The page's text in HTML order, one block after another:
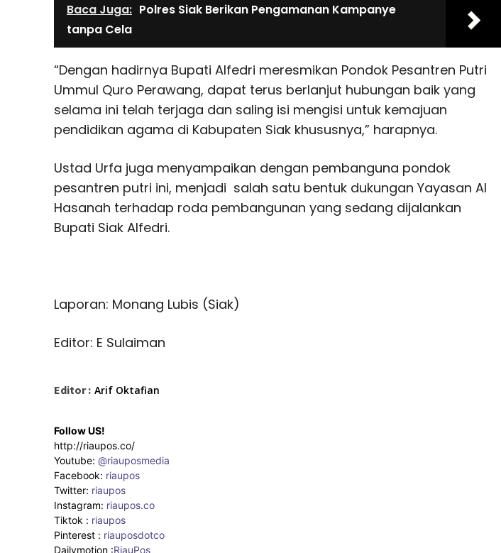
Baca Juga: Polres Siak Berikan Pengamanan Kampanye
tanpa Cela
“Dengan hadirnya Bupati Alfedri meresmikan Pondok Pesantren Putri
Ummul Quro Perawang, dapat terus berlanjut hubungan baik yang
selama ini telah terjaga dan saling isi mengisi untuk kemajuan
pendidikan agama di Kabupaten Siak khususnya,” harapnya.
Ustad Urfa juga menyampaikan dengan pembanguna pondok
pesantren putri ini, menjadi salah satu bentuk dukungan Yayasan Al
Hasanah terhadap roda pembangunan yang sedang dijalankan
Bupati Siak Alfedri.
Laporan: Monang Lubis (Siak)
Editor: E Sulaiman
Editor : Arif Oktafian
Follow US!
http://riaupos.co/
Youtube: @riauposmedia
Facebook: riaupos
Twitter: riaupos
Instagram: riaupos.co
Tiktok : riaupos
Pinterest : riauposdotco
Dailymotion :RiauPos